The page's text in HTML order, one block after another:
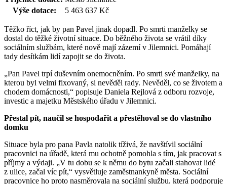
Výše dotace:
5 463 637 Kč
Těžko říct, jak by pan Pavel jinak dopadl. Po smrti manželky se
dostal do těžké životní situace. Do běžného života se vrátil díky
sociálním službám, které nově mají zázemí v Jilemnici. Pomáhají
tady desítkám lidí zapojit se do života.
„Pan Pavel trpí duševním onemocněním. Po smrti své manželky, na
kterou byl velmi fixovaný, si nevěděl rady. Nevěděl, co se životem a
chodem domácnosti,“ popisuje Daniela Rejlová z odboru rozvoje,
investic a majetku Městského úřadu v Jilemnici.
Přestal pít, naučil se hospodařit a přestěhoval se do vlastního
domku
Situace byla pro pana Pavla natolik tíživá, že navštívil sociální
pracovnici na úřadě, která mu ochotně pomohla s tím, jak pracovat s
příjmy a výdaji. „V tu dobu se k němu do bytu začali stahovat lidé
z ulice, začal víc pít,“ vysvětluje zaměstnankyně města. Sociální
pracovnice ho proto nasměrovala na sociální službu, která podporuje